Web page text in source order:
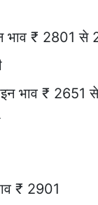
भाव ₹ 2801 से
भाव ₹ 2651
₹ 2901